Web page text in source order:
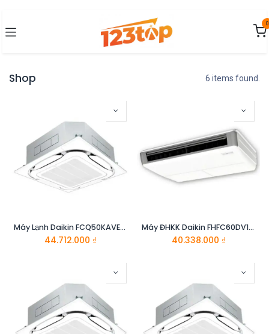
0
Shop 6 items found.
Máy Lạnh Daikin FCQ50KAVEA/RZR50MVMV
44.712.000 ₫
Máy ĐHKK Daikin FHFC60DV1/RZFC60DVM+BRC2E61
40.338.000 ₫